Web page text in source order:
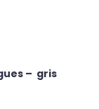
– gris